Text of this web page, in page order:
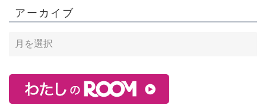
アーカイブ